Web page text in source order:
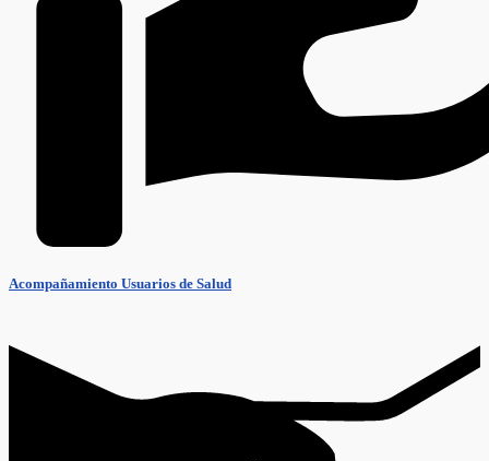
Acompañamiento Usuarios de Salud